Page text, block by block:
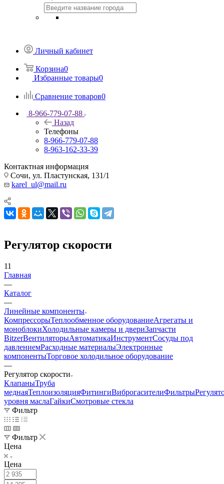
Личный кабинет
Корзина0
Избранные товары0
Сравнение товаров0
8-966-779-07-88
Назад
Телефоны
8-966-779-07-88
8-963-162-33-39
Контактная информация
Сочи, ул. Пластунская, 131/1
karel_ul@mail.ru
Регулятор скорости
11
Главная
—
Каталог
—
Линейные компоненты
КомпрессорыТеплообменное оборудованиеАгрегаты и
моноблокиХолодильные камеры и двериЗапчасти
BitzerВентиляторыАвтоматикаИнструментСосуды под
давлениемРасходные материалыЭлектронные
компонентыТорговое холодильное оборудование
—
Регулятор скорости
КлапаныТруба
меднаяТеплоизоляцияФитингиВиброгасителиФильтры
уровня маслаГайкиСмотровые стекла
Фильтр
Фильтр
Цена
Цена